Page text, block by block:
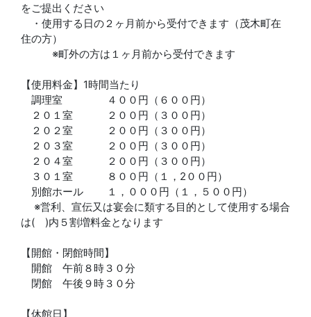
をご提出ください
・使用する日の２ヶ月前から受付できます（茂木町在
住の方）
※町外の方は１ヶ月前から受付できます
【使用料金】1時間当たり
調理室 ４００円（６００円）
２０１室 ２００円（３００円）
２０２室 ２００円（３００円）
２０３室 ２００円（３００円）
２０４室 ２００円（３００円）
３０１室 ８００円（１，2００円）
別館ホール １，０００円（１，５００円）
※営利、宣伝又は宴会に類する目的として使用する場合
は( )内５割増料金となります
【開館・閉館時間】
開館 午前８時３０分
閉館 午後９時３０分
【休館日】